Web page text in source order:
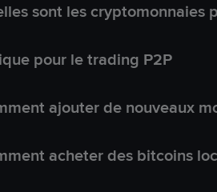
sont les cryptomonnaies
pour le trading P2P
ajouter de nouveaux
acheter des bitcoins